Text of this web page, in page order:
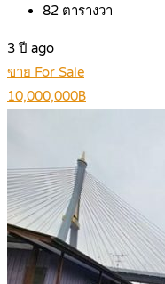
82 ตารางวา
3 ปี ago
ขาย For Sale
10,000,000฿